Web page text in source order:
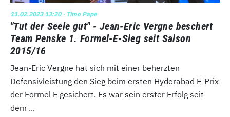
11.02.2023 13:20· Timo Pape
"Tut der Seele gut" - Jean-Eric Vergne beschert
Team Penske 1. Formel-E-Sieg seit Saison
2015/16
Jean-Eric Vergne hat sich mit einer beherzten
Defensivleistung den Sieg beim ersten Hyderabad E-Prix
der Formel E gesichert. Es war sein erster Erfolg seit
dem ...